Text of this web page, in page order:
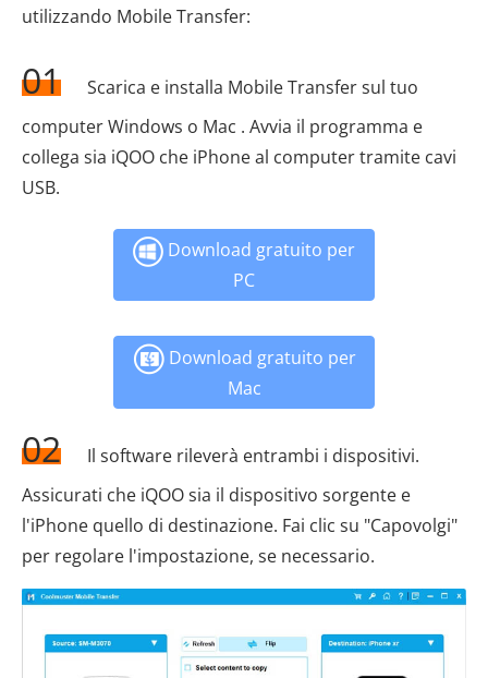
utilizzando Mobile Transfer:
01
Scarica e installa Mobile Transfer sul tuo
computer Windows o Mac . Avvia il programma e
collega sia iQOO che iPhone al computer tramite cavi
USB.
Download gratuito per
PC
Download gratuito per
Mac
02
Il software rileverà entrambi i dispositivi.
Assicurati che iQOO sia il dispositivo sorgente e
l'iPhone quello di destinazione. Fai clic su "Capovolgi"
per regolare l'impostazione, se necessario.